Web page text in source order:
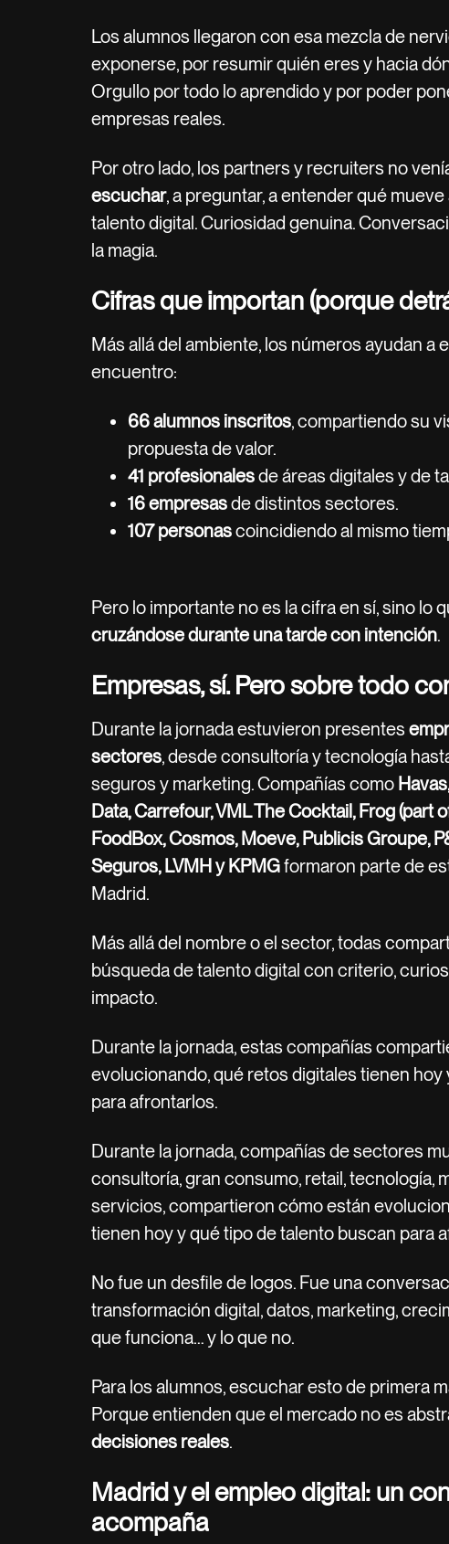
Los alumnos llegaron con esa mezcla de
exponerse, por resumir quién eres y hacia
Orgullo por todo lo aprendido y por poder
empresas reales.
Por otro lado, los partners y recruiters no
escuchar, a preguntar, a entender qué
talento digital. Curiosidad genuina.
la magia.
Cifras que importan (porque
Más allá del ambiente, los números ayudan a
encuentro:
66 alumnos inscritos, compartiendo su
propuesta de valor.
41 profesionalesde áreas digitales y de
16 empresasde distintos sectores.
107 personascoincidiendo al mismo
Pero lo importante no es la cifra en sí, sino lo
cruzándose durante una tarde con intención.
Empresas, sí. Pero sobre todo
Durante la jornada estuvieron presentes
sectores, desde consultoría y tecnología
seguros y marketing. Compañías como
Data, Carrefour, VML The Cocktail, Frog (part
FoodBox, Cosmos, Moeve, Publicis Groupe,
Seguros, LVMH y KPMGformaron parte de
Madrid.
Más allá del nombre o el sector, todas
búsqueda de talento digital con criterio,
impacto.
Durante la jornada, estas compañías
evolucionando, qué retos digitales tienen
para afrontarlos.
Durante la jornada, compañías de sectores
consultoría, gran consumo, retail, tecnología,
servicios, compartieron cómo están
tienen hoy y qué tipo de talento buscan para
No fue un desfile de logos. Fue una
transformación digital, datos, marketing,
que funciona… y lo que no.
Para los alumnos, escuchar esto de primera
Porque entienden que el mercado no es
decisiones reales.
Madrid y el empleo digital: un
acompaña